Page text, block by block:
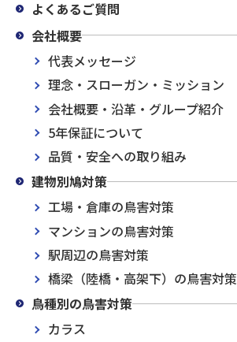
よくあるご質問
会社概要
代表メッセージ
理念・スローガン・ミッション
会社概要・沿革・グループ紹介
5年保証について
品質・安全への取り組み
建物別鳩対策
工場・倉庫の鳥害対策
マンションの鳥害対策
駅周辺の鳥害対策
橋梁（陸橋・高架下）の鳥害対策
鳥種別の鳥害対策
カラス